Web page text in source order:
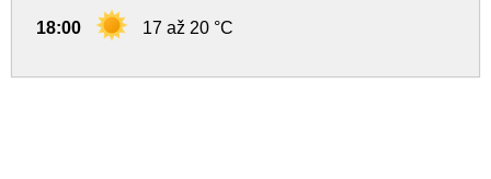
18:00 17 až 20 °C